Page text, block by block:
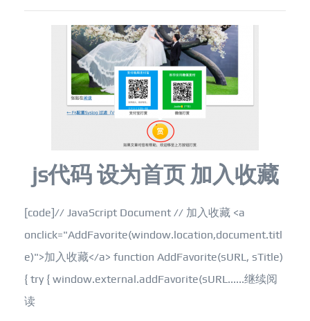
js代码 设为首页 加入收藏
[code]// JavaScript Document // 加入收藏 <a
onclick="AddFavorite(window.location,document.titl
e)">加入收藏</a> function AddFavorite(sURL, sTitle)
{ try { window.external.addFavorite(sURL......继续阅
读